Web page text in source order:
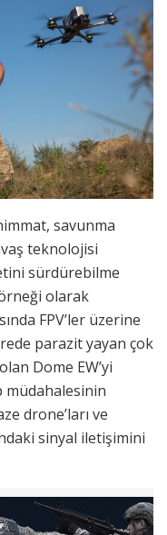
savunma
teknolojisi
sürdürebilme
olarak
FPV’ler üzerine
parazit yayan çok
Dome EW’yi
müdahalesinin
drone’ları ve
sinyal iletişimini